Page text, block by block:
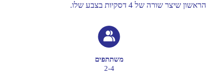
הראשון שיצר שורה של 4 דסקיות בצבע שלו.
משתתפים
2-4